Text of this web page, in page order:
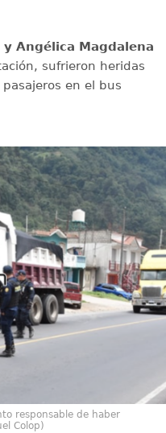
y Angélica Magdalena
sufrieron heridas
en el bus
responsable de haber
Colop)